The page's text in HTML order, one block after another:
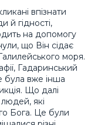
впізнати
й гідності,
на допомогу
що Він сідає
моря.
Гадаринський
була вже інша
Що далі
які
Бога. Це були